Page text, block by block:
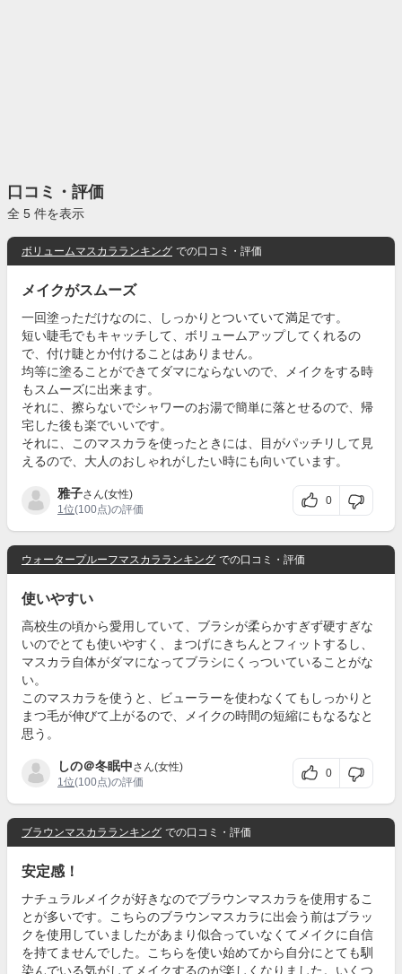
口コミ・評価
全 5 件を表示
ボリュームマスカラランキング での口コミ・評価
メイクがスムーズ
一回塗っただけなのに、しっかりとついていて満足です。
短い睫毛でもキャッチして、ボリュームアップしてくれるの
で、付け睫とか付けることはありません。
均等に塗ることができてダマにならないので、メイクをする時
もスムーズに出来ます。
それに、擦らないでシャワーのお湯で簡単に落とせるので、帰
宅した後も楽でいいです。
それに、このマスカラを使ったときには、目がパッチリして見
えるので、大人のおしゃれがしたい時にも向いています。
雅子さん(女性)
1位(100点)の評価
0
ウォータープルーフマスカラランキング での口コミ・評価
使いやすい
高校生の頃から愛用していて、ブラシが柔らかすぎず硬すぎな
いのでとても使いやすく、まつげにきちんとフィットするし、
マスカラ自体がダマになってブラシにくっついていることがな
い。
このマスカラを使うと、ビューラーを使わなくてもしっかりと
まつ毛が伸びて上がるので、メイクの時間の短縮にもなるなと
思う。
しの＠冬眠中さん(女性)
1位(100点)の評価
0
ブラウンマスカラランキング での口コミ・評価
安定感！
ナチュラルメイクが好きなのでブラウンマスカラを使用するこ
とが多いです。こちらのブラウンマスカラに出会う前はブラッ
クを使用していましたがあまり似合っていなくてメイクに自信
を持てませんでした。こちらを使い始めてから自分にとても馴
染んでいる気がしてメイクするのが楽しくなりました。いくつ